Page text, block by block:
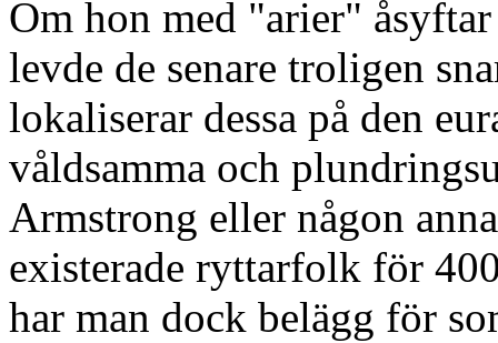
Om hon med "arier"
levde de senare troligen
lokaliserar dessa på den
våldsamma och
Armstrong eller någon
existerade ryttarfolk för
har man dock belägg för